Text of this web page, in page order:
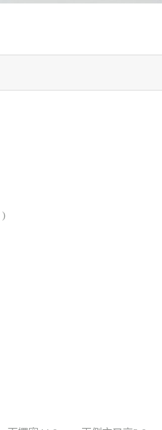
)